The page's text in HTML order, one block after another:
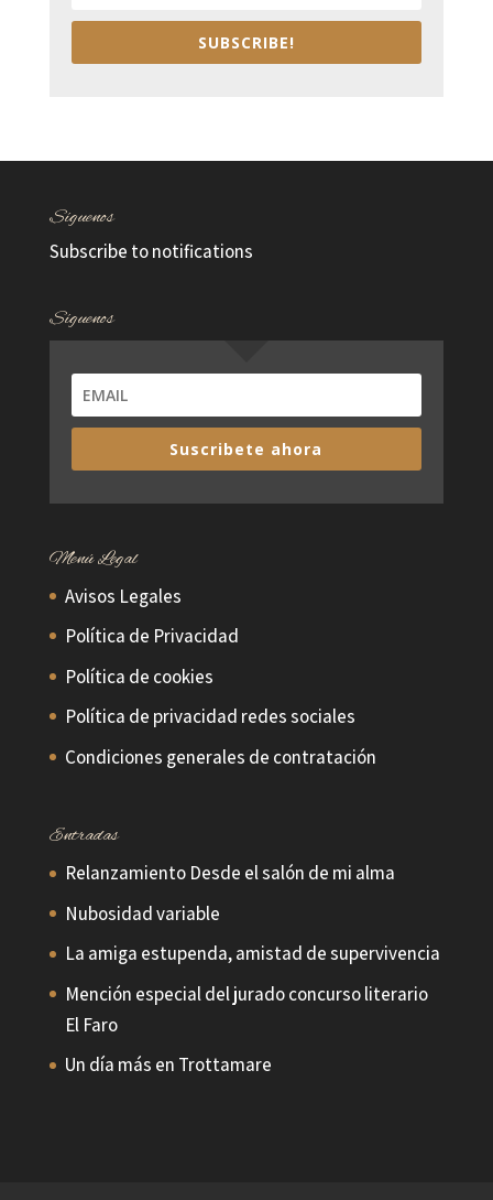
SUBSCRIBE!
Síguenos
Subscribe to notifications
Síguenos
Suscribete ahora
Menú Legal
Avisos Legales
Política de Privacidad
Política de cookies
Política de privacidad redes sociales
Condiciones generales de contratación
Entradas
Relanzamiento Desde el salón de mi alma
Nubosidad variable
La amiga estupenda, amistad de supervivencia
Mención especial del jurado concurso literario
El Faro
Un día más en Trottamare